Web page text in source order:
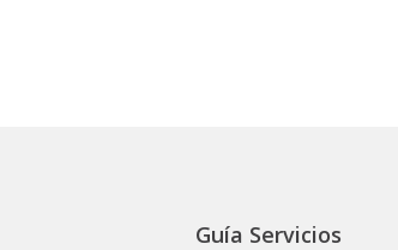
Guía Servicios